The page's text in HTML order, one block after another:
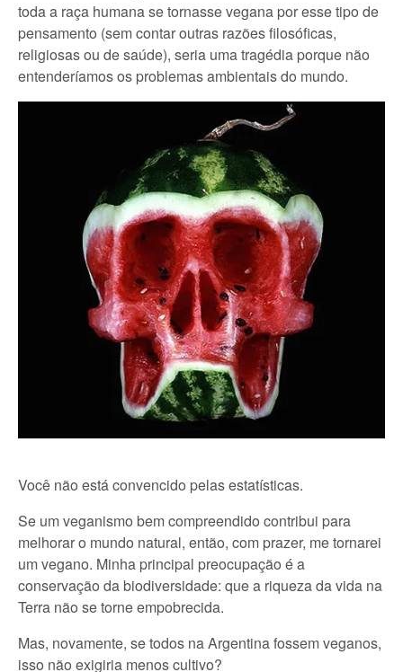
toda a raça humana se tornasse vegana por esse tipo de
pensamento (sem contar outras razões filosóficas,
religiosas ou de saúde), seria uma tragédia porque não
entenderíamos os problemas ambientais do mundo.
Você não está convencido pelas estatísticas.
Se um veganismo bem compreendido contribui para
melhorar o mundo natural, então, com prazer, me tornarei
um vegano. Minha principal preocupação é a
conservação da biodiversidade: que a riqueza da vida na
Terra não se torne empobrecida.
Mas, novamente, se todos na Argentina fossem veganos,
isso não exigiria menos cultivo?